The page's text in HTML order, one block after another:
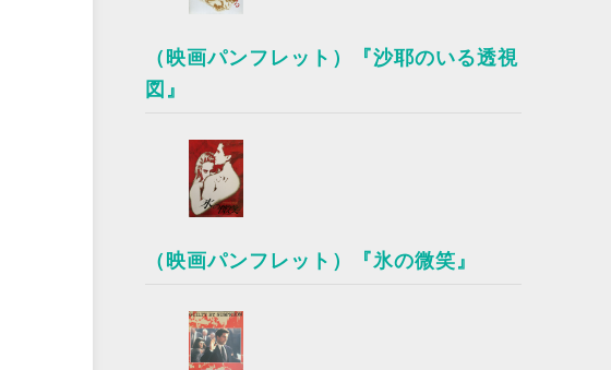
（映画パンフレット）『沙耶のいる透視
図』
（映画パンフレット）『氷の微笑』